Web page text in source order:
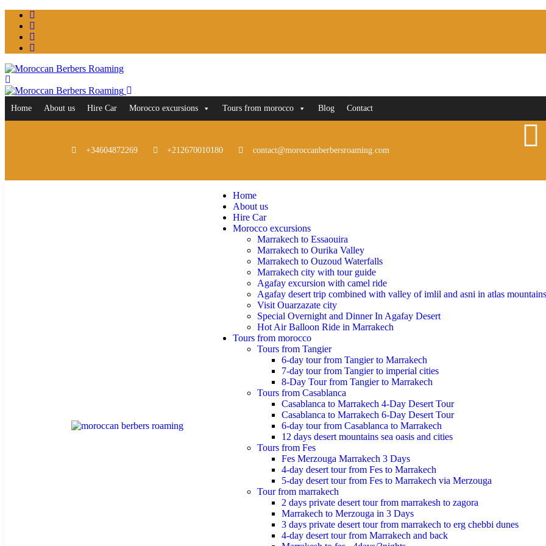
Home About us Hire Car Morocco excursions Tours from morocco Blog Contact
+34604872269 +212670010180 contact@moroccanberbersroaming.com
Home
About us
Hire Car
Morocco excursions
Marrakech to Essaouira
Marrakech to Ourika Valley
Marrakech to Ouzoud Waterfalls
Marrakech city with tour guide
Agafay excursion with camel ride
Agafay desert trip combined with valley of imlil and asni in atlas mountains
Visit Ouarzazate city
Special Overnight and Dinner In Agafay Desert
Hot Air Balloon Ride in Marrakech
Tours from morocco
Tours from Tangier
6-day tour from Tangier to Marrakech
7-day tour from Tangier to imperial cities
8-Day Tour from Tangier to Marrakech
Tours from Casablanca
Casablanca to Marrakech 4-Day Desert Tour
Casablanca to Marrakech 6-Day Desert Tour
6-day tour from Casablanca to Marrakech
12 days desert mountains sea oasis and cities
Tours from Fes
Fes Merzouga Marrakech 3 Days
4-day desert tour from Fes to Marrakech
5-day desert tour from Fes to Marrakech via Merzouga
Tour from marrakech
2 days private desert tour from marrakesh to zagora
Marrakech to Merzouga in 3 Days
3 days private desert tour from marrakech to erg chebbi dunes
4-day desert tour from Marrakech and back